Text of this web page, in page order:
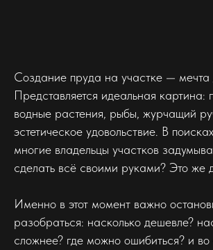
Создание пруда на участке — мечта
Представляется идеальная картина:
водные растения, рыбы, журчащий
эстетическое удовольствие. В
многие владельцы участков
сделать всё своими руками? Это же
Именно в этот момент важно
разобраться: насколько дешевле?
сложнее? где можно ошибиться? и во